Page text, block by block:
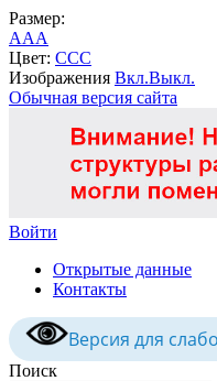
Размер:
AAA
Цвет: CCC
Изображения Вкл.Выкл.
Обычная версия сайта
Войти
Открытые данные
Контакты
Версия для
Поиск